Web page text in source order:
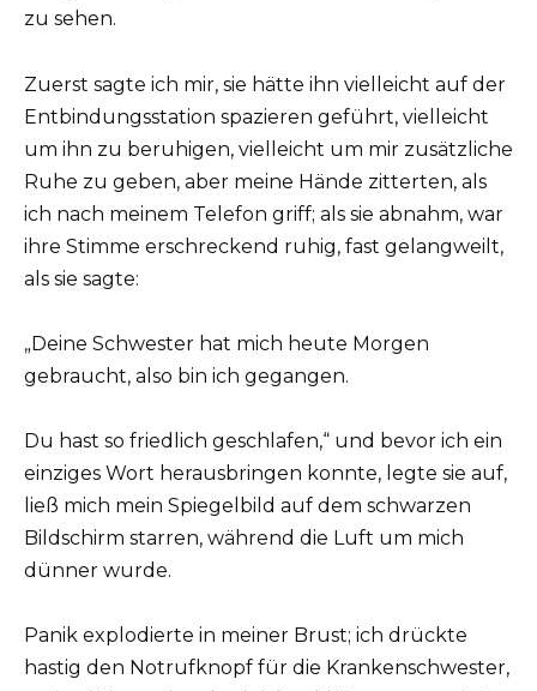
zu sehen.
Zuerst sagte ich mir, sie hätte ihn vielleicht auf der
Entbindungsstation spazieren geführt, vielleicht
um ihn zu beruhigen, vielleicht um mir zusätzliche
Ruhe zu geben, aber meine Hände zitterten, als
ich nach meinem Telefon griff; als sie abnahm, war
ihre Stimme erschreckend ruhig, fast gelangweilt,
als sie sagte:
„Deine Schwester hat mich heute Morgen
gebraucht, also bin ich gegangen.
Du hast so friedlich geschlafen,“ und bevor ich ein
einziges Wort herausbringen konnte, legte sie auf,
ließ mich mein Spiegelbild auf dem schwarzen
Bildschirm starren, während die Luft um mich
dünner wurde.
Panik explodierte in meiner Brust; ich drückte
hastig den Notrufknopf für die Krankenschwester,